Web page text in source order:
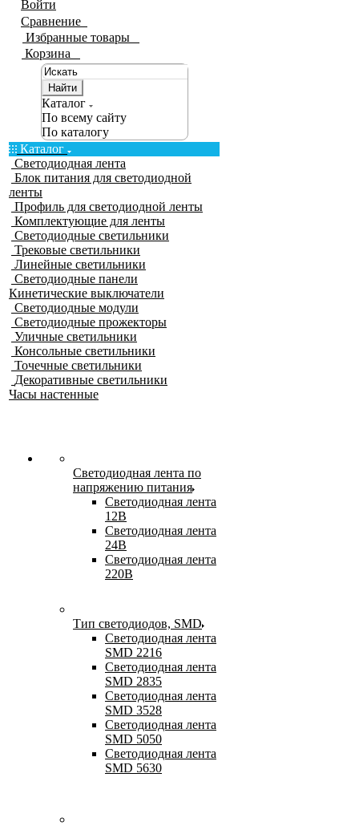
Войти
Сравнение
Избранные товары
Корзина
Найти
Каталог
По всему сайту
По каталогу
Каталог
Светодиодная лента
Блок питания для светодиодной
ленты
Профиль для светодиодной ленты
Комплектующие для ленты
Светодиодные светильники
Трековые светильники
Линейные светильники
Светодиодные панели
Кинетические выключатели
Светодиодные модули
Светодиодные прожекторы
Уличные светильники
Консольные светильники
Точечные светильники
Декоративные светильники
Часы настенные
Светодиодная лента по
напряжению питания
Светодиодная лента
12В
Светодиодная лента
24В
Светодиодная лента
220В
Тип светодиодов, SMD
Cветодиодная лента
SMD 2216
Светодиодная лента
SMD 2835
Светодиодная лента
SMD 3528
Светодиодная лента
SMD 5050
Светодиодная лента
SMD 5630